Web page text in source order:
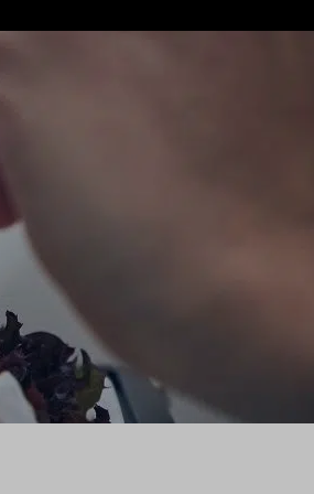
bedrijf maakt
de
wolken.
van
van
productiekeuken.